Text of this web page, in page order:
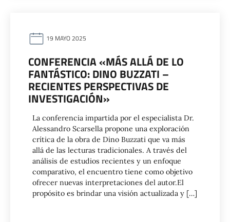
19 MAYO 2025
CONFERENCIA «MÁS ALLÁ DE LO
FANTÁSTICO: DINO BUZZATI –
RECIENTES PERSPECTIVAS DE
INVESTIGACIÓN»
La conferencia impartida por el especialista Dr.
Alessandro Scarsella propone una exploración
crítica de la obra de Dino Buzzati que va más
allá de las lecturas tradicionales. A través del
análisis de estudios recientes y un enfoque
comparativo, el encuentro tiene como objetivo
ofrecer nuevas interpretaciones del autor.El
propósito es brindar una visión actualizada y […]